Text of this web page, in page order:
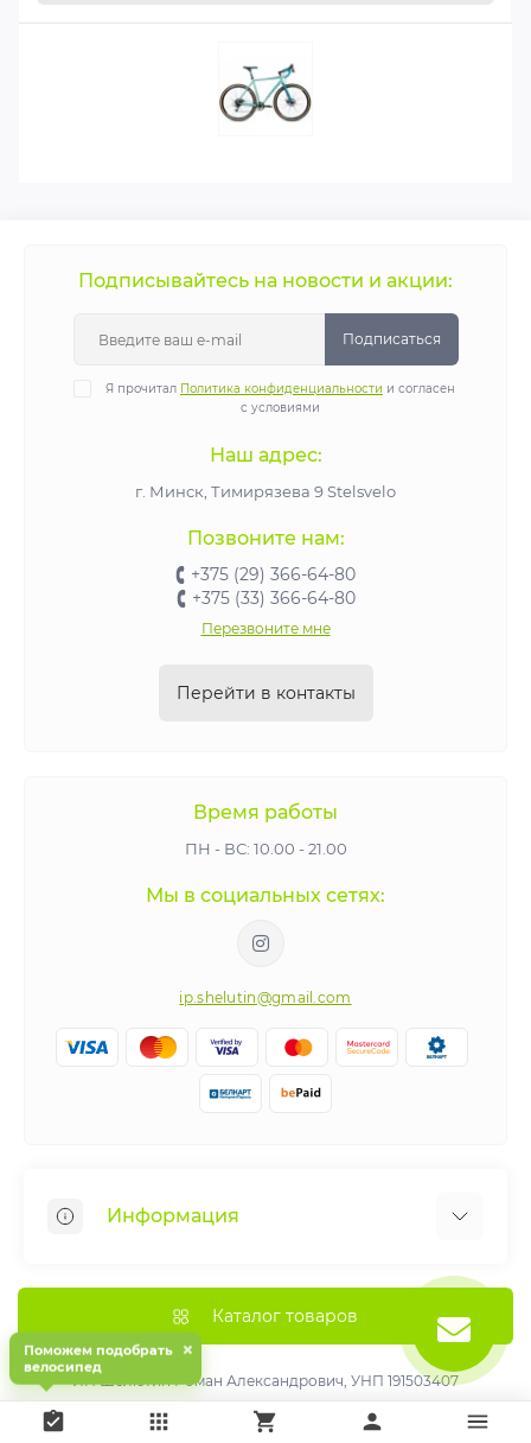
Подписывайтесь на новости и акции:
Подписаться
Я прочитал Политика конфиденциальности и согласен
с условиями
Наш адрес:
г. Минск, Тимирязева 9 Stelsvelo
Позвоните нам:
+375 (29) 366-64-80
+375 (33) 366-64-80
Перезвоните мне
Перейти в контакты
Время работы
ПН - ВС: 10.00 - 21.00
Мы в социальных сетях:
ip.shelutin@gmail.com
Информация
Как получить больше удовольствия от вашего
нового велосипеда !
О нас
Каталог товаров
ИП Шелютин Роман Александрович, УНП 191503407
Зарегистрирован Минским горисполкомом 01.07.2021
г.Минск, ул.Могилевская 34/2, кв.420
Поможем подобрать
велосипед
×